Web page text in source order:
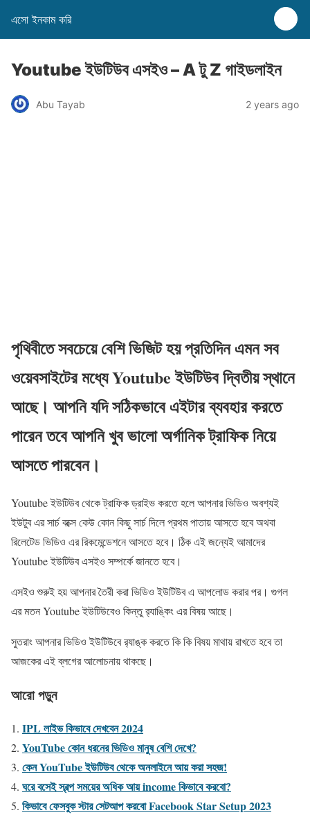
এসো ইনকাম করি
Youtube ইউটিউব এসইও – A টু Z গাইডলাইন
Abu Tayab 2 years ago
পৃথিবীতে সবচেয়ে বেশি ভিজিট হয় প্রতিদিন এমন সব
ওয়েবসাইটের মধ্যে Youtube ইউটিউব দ্বিতীয় স্থানে
আছে। আপনি যদি সঠিকভাবে এইটার ব্যবহার করতে
পারেন তবে আপনি খুব ভালো অর্গানিক ট্রাফিক নিয়ে
আসতে পারবেন।
Youtube ইউটিউব থেকে ট্রাফিক ড্রাইভ করতে হলে আপনার ভিডিও অবশ্যই
ইউটুব এর সার্চ বক্সে কেউ কোন কিছু সার্চ দিলে প্রথম পাতায় আসতে হবে অথবা
রিলেটেড ভিডিও এর রিকমেন্ডেশনে আসতে হবে। ঠিক এই জন্যেই আমাদের
Youtube ইউটিউব এসইও সম্পর্কে জানতে হবে।
এসইও শুরুই হয় আপনার তৈরী করা ভিডিও ইউটিউব এ আপলোড করার পর। গুগল
এর মতন Youtube ইউটিউবেও কিন্তু র‍্যাঙ্কিং এর বিষয় আছে।
সুতরাং আপনার ভিডিও ইউটিউবে র‍্যাঙ্ক করতে কি কি বিষয় মাথায় রাখতে হবে তা
আজকের এই ব্লগের আলোচনায় থাকছে।
আরো পড়ুন
IPL লাইভ কিভাবে দেখবেন 2024
YouTube কোন ধরনের ভিডিও মানুষ বেশি দেখে?
কেন YouTube ইউটিউব থেকে অনলাইনে আয় করা সহজ!
ঘরে বসেই স্বল্প সময়ের অধিক আয় income কিভাবে করবো?
কিভাবে ফেসবুক স্টার সেটআপ করবো Facebook Star Setup 2023